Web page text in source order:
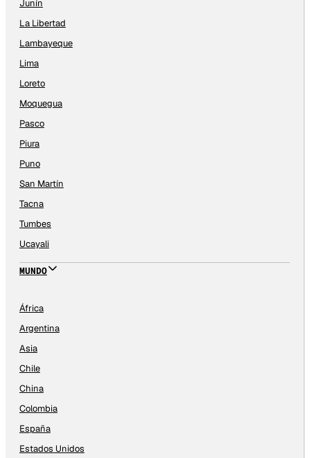
Junín
La Libertad
Lambayeque
Lima
Loreto
Moquegua
Pasco
Piura
Puno
San Martín
Tacna
Tumbes
Ucayali
MUNDO
África
Argentina
Asia
Chile
China
Colombia
España
Estados Unidos